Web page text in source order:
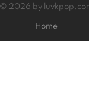
© 2026 by
Home